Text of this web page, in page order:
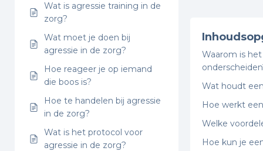
Wat is agressie training in de
zorg?
Wat moet je doen bij
agressie in de zorg?
Hoe reageer je op iemand
die boos is?
Hoe te handelen bij agressie
in de zorg?
Wat is het protocol voor
agressie in de zorg?
Waarom is
Wat houdt
Hoe werkt
Welke
Hoe kun je